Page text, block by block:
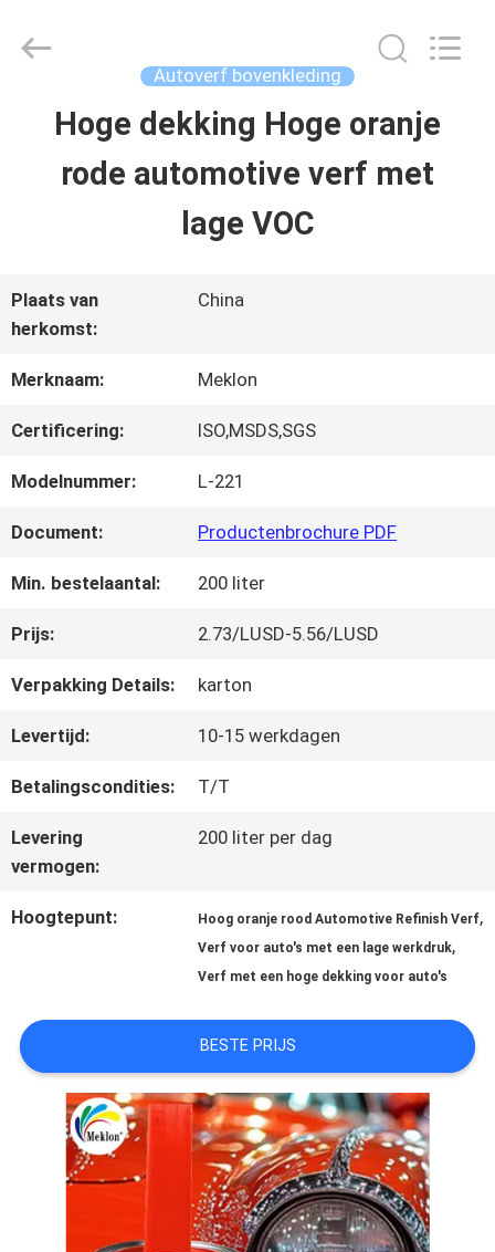
THUIS
VIDEOS
OVER
ONS
KWALITEITSCONTROLE
CONTACTEER
ONS
NIEUWS
VRAAG
EEN
AAN
SITEMAP
PRIVACYBELEID
Meklon
Autoverf bovenkleding
Hoge dekking Hoge oranje
rode automotive verf met
lage VOC
Plaats van
herkomst:
China
Merknaam: Meklon
Certificering: ISO,MSDS,SGS
Modelnummer: L-221
Document: Productenbrochure PDF
Min. bestelaantal: 200 liter
Prijs: 2.73/LUSD-5.56/LUSD
Verpakking Details: karton
Levertijd: 10-15 werkdagen
Betalingscondities: T/T
Levering
vermogen:
200 liter per dag
Hoogtepunt: Hoog oranje rood Automotive Refinish Verf,
Verf voor auto's met een lage werkdruk,
Verf met een hoge dekking voor auto's
BESTE PRIJS